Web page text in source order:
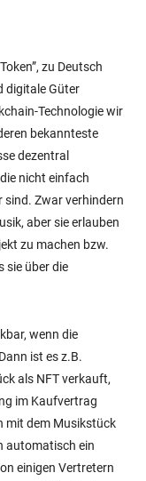
zu Deutsch
digitale Güter
Technologie wir
bekannteste
dezentral
nicht einfach
sind. Zwar verhindern
aber sie erlauben
zu machen bzw.
sie über die
wenn die
ist es z.B.
als NFT verkauft,
im Kaufvertrag
mit dem Musikstück
automatisch ein
einigen Vertretern